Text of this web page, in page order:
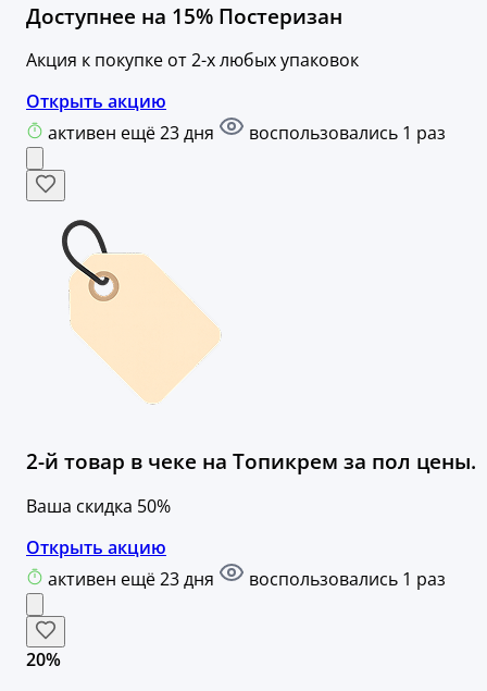
Доступнее на 15% Постеризан
Акция к покупке от 2-х любых упаковок
Открыть акцию
активен ещё 23 дня
воспользовались 1 раз
2-й товар в чеке на Топикрем за пол цены.
Ваша скидка 50%
Открыть акцию
активен ещё 23 дня
воспользовались 1 раз
20%